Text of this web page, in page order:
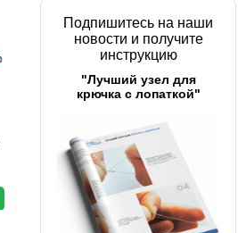
Подпишитесь на наши
новости и получите
инструкцию
"Лучший узел для
крючка с лопаткой"